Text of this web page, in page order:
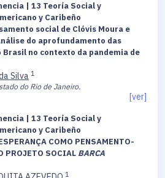
| 13 Teoría Social y
y Caribeño
social de Clóvis Moura e
do aprofundamento das
no contexto da pandemia de
Silva 1
do Rio de Janeiro.
[ver]
| 13 Teoría Social y
y Caribeño
COMO PENSAMENTO-
PROJETO SOCIAL BARCA
1